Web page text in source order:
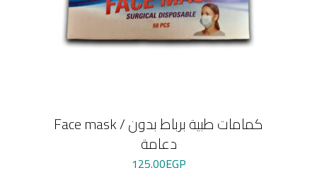
Face mask / كمامات طبية برباط بدون
دعامة
125.00EGP